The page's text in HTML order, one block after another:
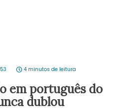
4 minutos de leitura
em português do
dublou